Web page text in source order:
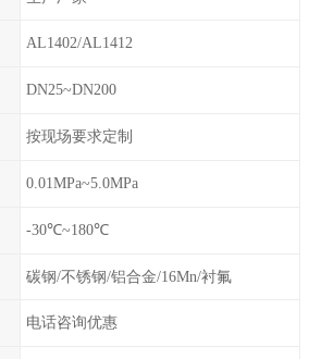
AL1402/AL1412
DN25~DN200
按现场要求定制
0.01MPa~5.0MPa
-30℃~180℃
碳钢/不锈钢/铝合金/16Mn/衬氟
电话咨询优惠